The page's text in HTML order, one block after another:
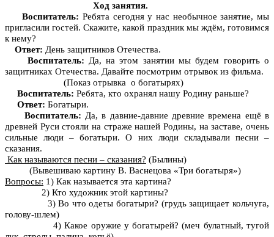
Ход занятия.
Воспитатель: Ребята сегодня у нас необычное занятие, мы
пригласили гостей. Скажите, какой праздник мы ждём, готовимся
к нему?
Ответ: День защитников Отечества.
Воспитатель: Да, на этом занятии мы будем говорить о
защитниках Отечества. Давайте посмотрим отрывок из фильма.
(Показ отрывка о богатырях)
Воспитатель: Ребята, кто охранял нашу Родину раньше?
Ответ: Богатыри.
Воспитатель: Да, в давние-давние древние времена ещё в
древней Руси стояли на страже нашей Родины, на заставе, очень
сильные люди – богатыри. О них люди складывали песни –
сказания.
Как называются песни – сказания? (Былины)
(Вывешиваю картину В. Васнецова «Три богатыря»)
Вопросы: 1) Как называется эта картина?
2) Кто художник этой картины?
3) Во что одеты богатыри? (грудь защищает кольчуга,
голову-шлем)
4) Какое оружие у богатырей? (меч булатный, тугой